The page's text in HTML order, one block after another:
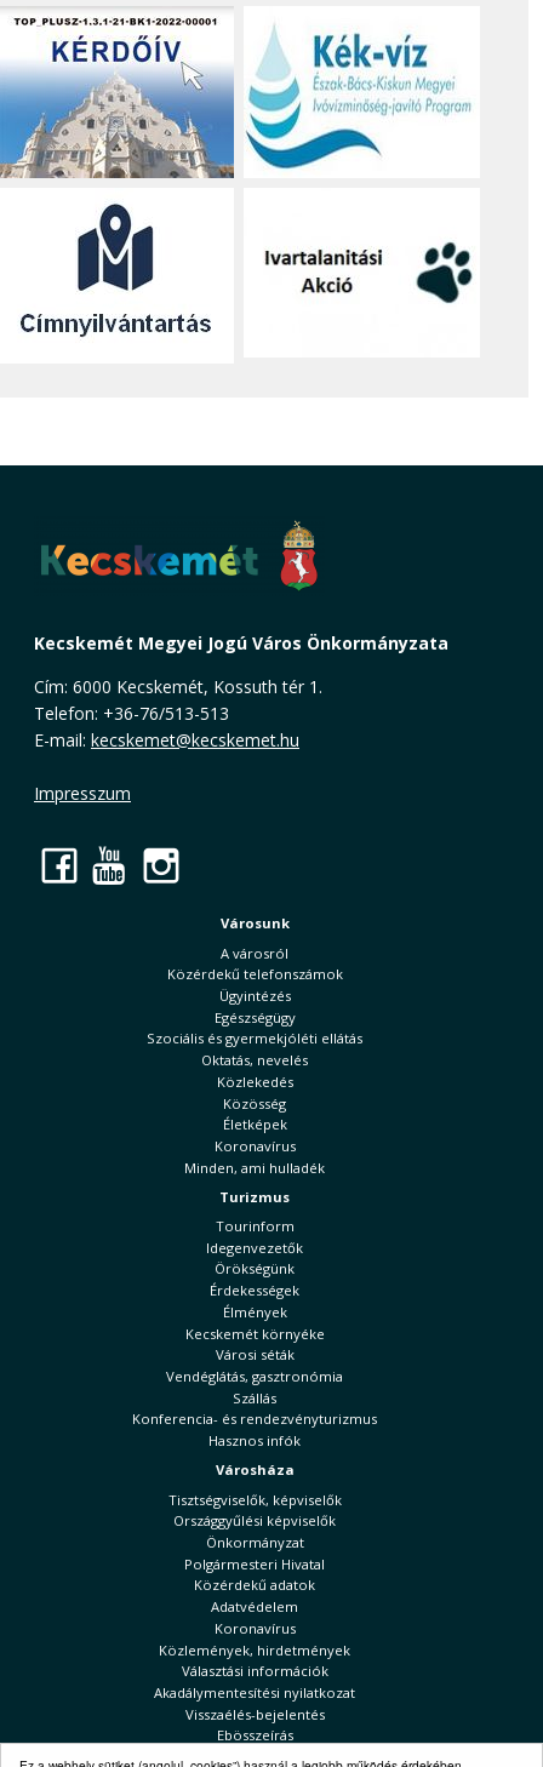
Kecskemét Megyei Jogú Város Önkormányzata
Cím: 6000 Kecskemét, Kossuth tér 1.
Telefon: +36-76/513-513
E-mail: kecskemet@kecskemet.hu
Impresszum
Facebook
YouTube
Városunk
A városról
Közérdekű telefonszámok
Ügyintézés
Egészségügy
Szociális és gyermekjóléti ellátás
Oktatás, nevelés
Közlekedés
Közösség
Életképek
Koronavírus
Minden, ami hulladék
Turizmus
Tourinform
Idegenvezetők
Örökségünk
Érdekességek
Élmények
Kecskemét környéke
Városi séták
Vendéglátás, gasztronómia
Szállás
Konferencia- és rendezvényturizmus
Hasznos infók
Városháza
Tisztségviselők, képviselők
Országgyűlési képviselők
Önkormányzat
Polgármesteri Hivatal
Közérdekű adatok
Adatvédelem
Koronavírus
Közlemények, hirdetmények
Választási információk
Akadálymentesítési nyilatkozat
Visszaélés-bejelentés
Ebösszeírás